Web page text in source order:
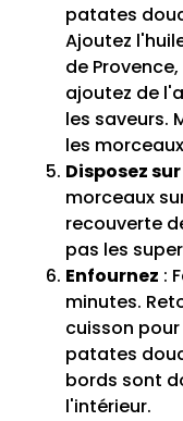
patates
Ajoutez
de
ajoutez de
les saveurs.
les
Disposez
morceaux
recouverte
pas les
Enfournez :
minutes.
cuisson
patates
bords sont
l'intérieur.